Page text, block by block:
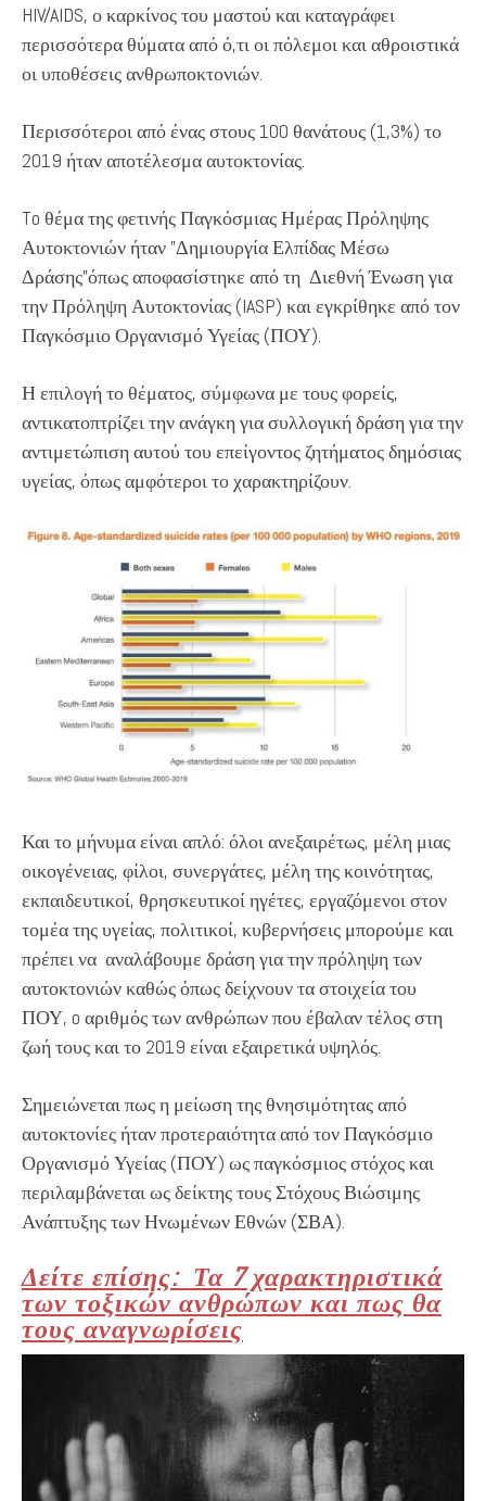
HIV/AIDS, ο καρκίνος του μαστού και καταγράφει
περισσότερα θύματα από ό,τι οι πόλεμοι και αθροιστικά
οι υποθέσεις ανθρωποκτονιών.
Περισσότεροι από ένας στους 100 θανάτους (1,3%) το
2019 ήταν αποτέλεσμα αυτοκτονίας.
To θέμα της φετινής Παγκόσμιας Ημέρας Πρόληψης
Αυτοκτονιών ήταν ”Δημιουργία Ελπίδας Μέσω
Δράσης”όπως αποφασίστηκε από τη Διεθνή Ένωση για
την Πρόληψη Αυτοκτονίας (IASP) και εγκρίθηκε από τον
Παγκόσμιο Οργανισμό Υγείας (ΠΟΥ).
Η επιλογή το θέματος, σύμφωνα με τους φορείς,
αντικατοπτρίζει την ανάγκη για συλλογική δράση για την
αντιμετώπιση αυτού του επείγοντος ζητήματος δημόσιας
υγείας, όπως αμφότεροι το χαρακτηρίζουν.
Και το μήνυμα είναι απλό: όλοι ανεξαιρέτως, μέλη μιας
οικογένειας, φίλοι, συνεργάτες, μέλη της κοινότητας,
εκπαιδευτικοί, θρησκευτικοί ηγέτες, εργαζόμενοι στον
τομέα της υγείας, πολιτικοί, κυβερνήσεις μπορούμε και
πρέπει να αναλάβουμε δράση για την πρόληψη των
αυτοκτονιών καθώς όπως δείχνουν τα στοιχεία του
ΠΟΥ, o αριθμός των ανθρώπων που έβαλαν τέλος στη
ζωή τους και το 2019 είναι εξαιρετικά υψηλός.
Σημειώνεται πως η μείωση της θνησιμότητας από
αυτοκτονίες ήταν προτεραιότητα από τον Παγκόσμιο
Οργανισμό Υγείας (ΠΟΥ) ως παγκόσμιος στόχος και
περιλαμβάνεται ως δείκτης τους Στόχους Βιώσιμης
Ανάπτυξης των Ηνωμένων Εθνών (ΣΒΑ).
Δείτε επίσης: Τα 7 χαρακτηριστικά
των τοξικών ανθρώπων και πως θα
τους αναγνωρίσεις